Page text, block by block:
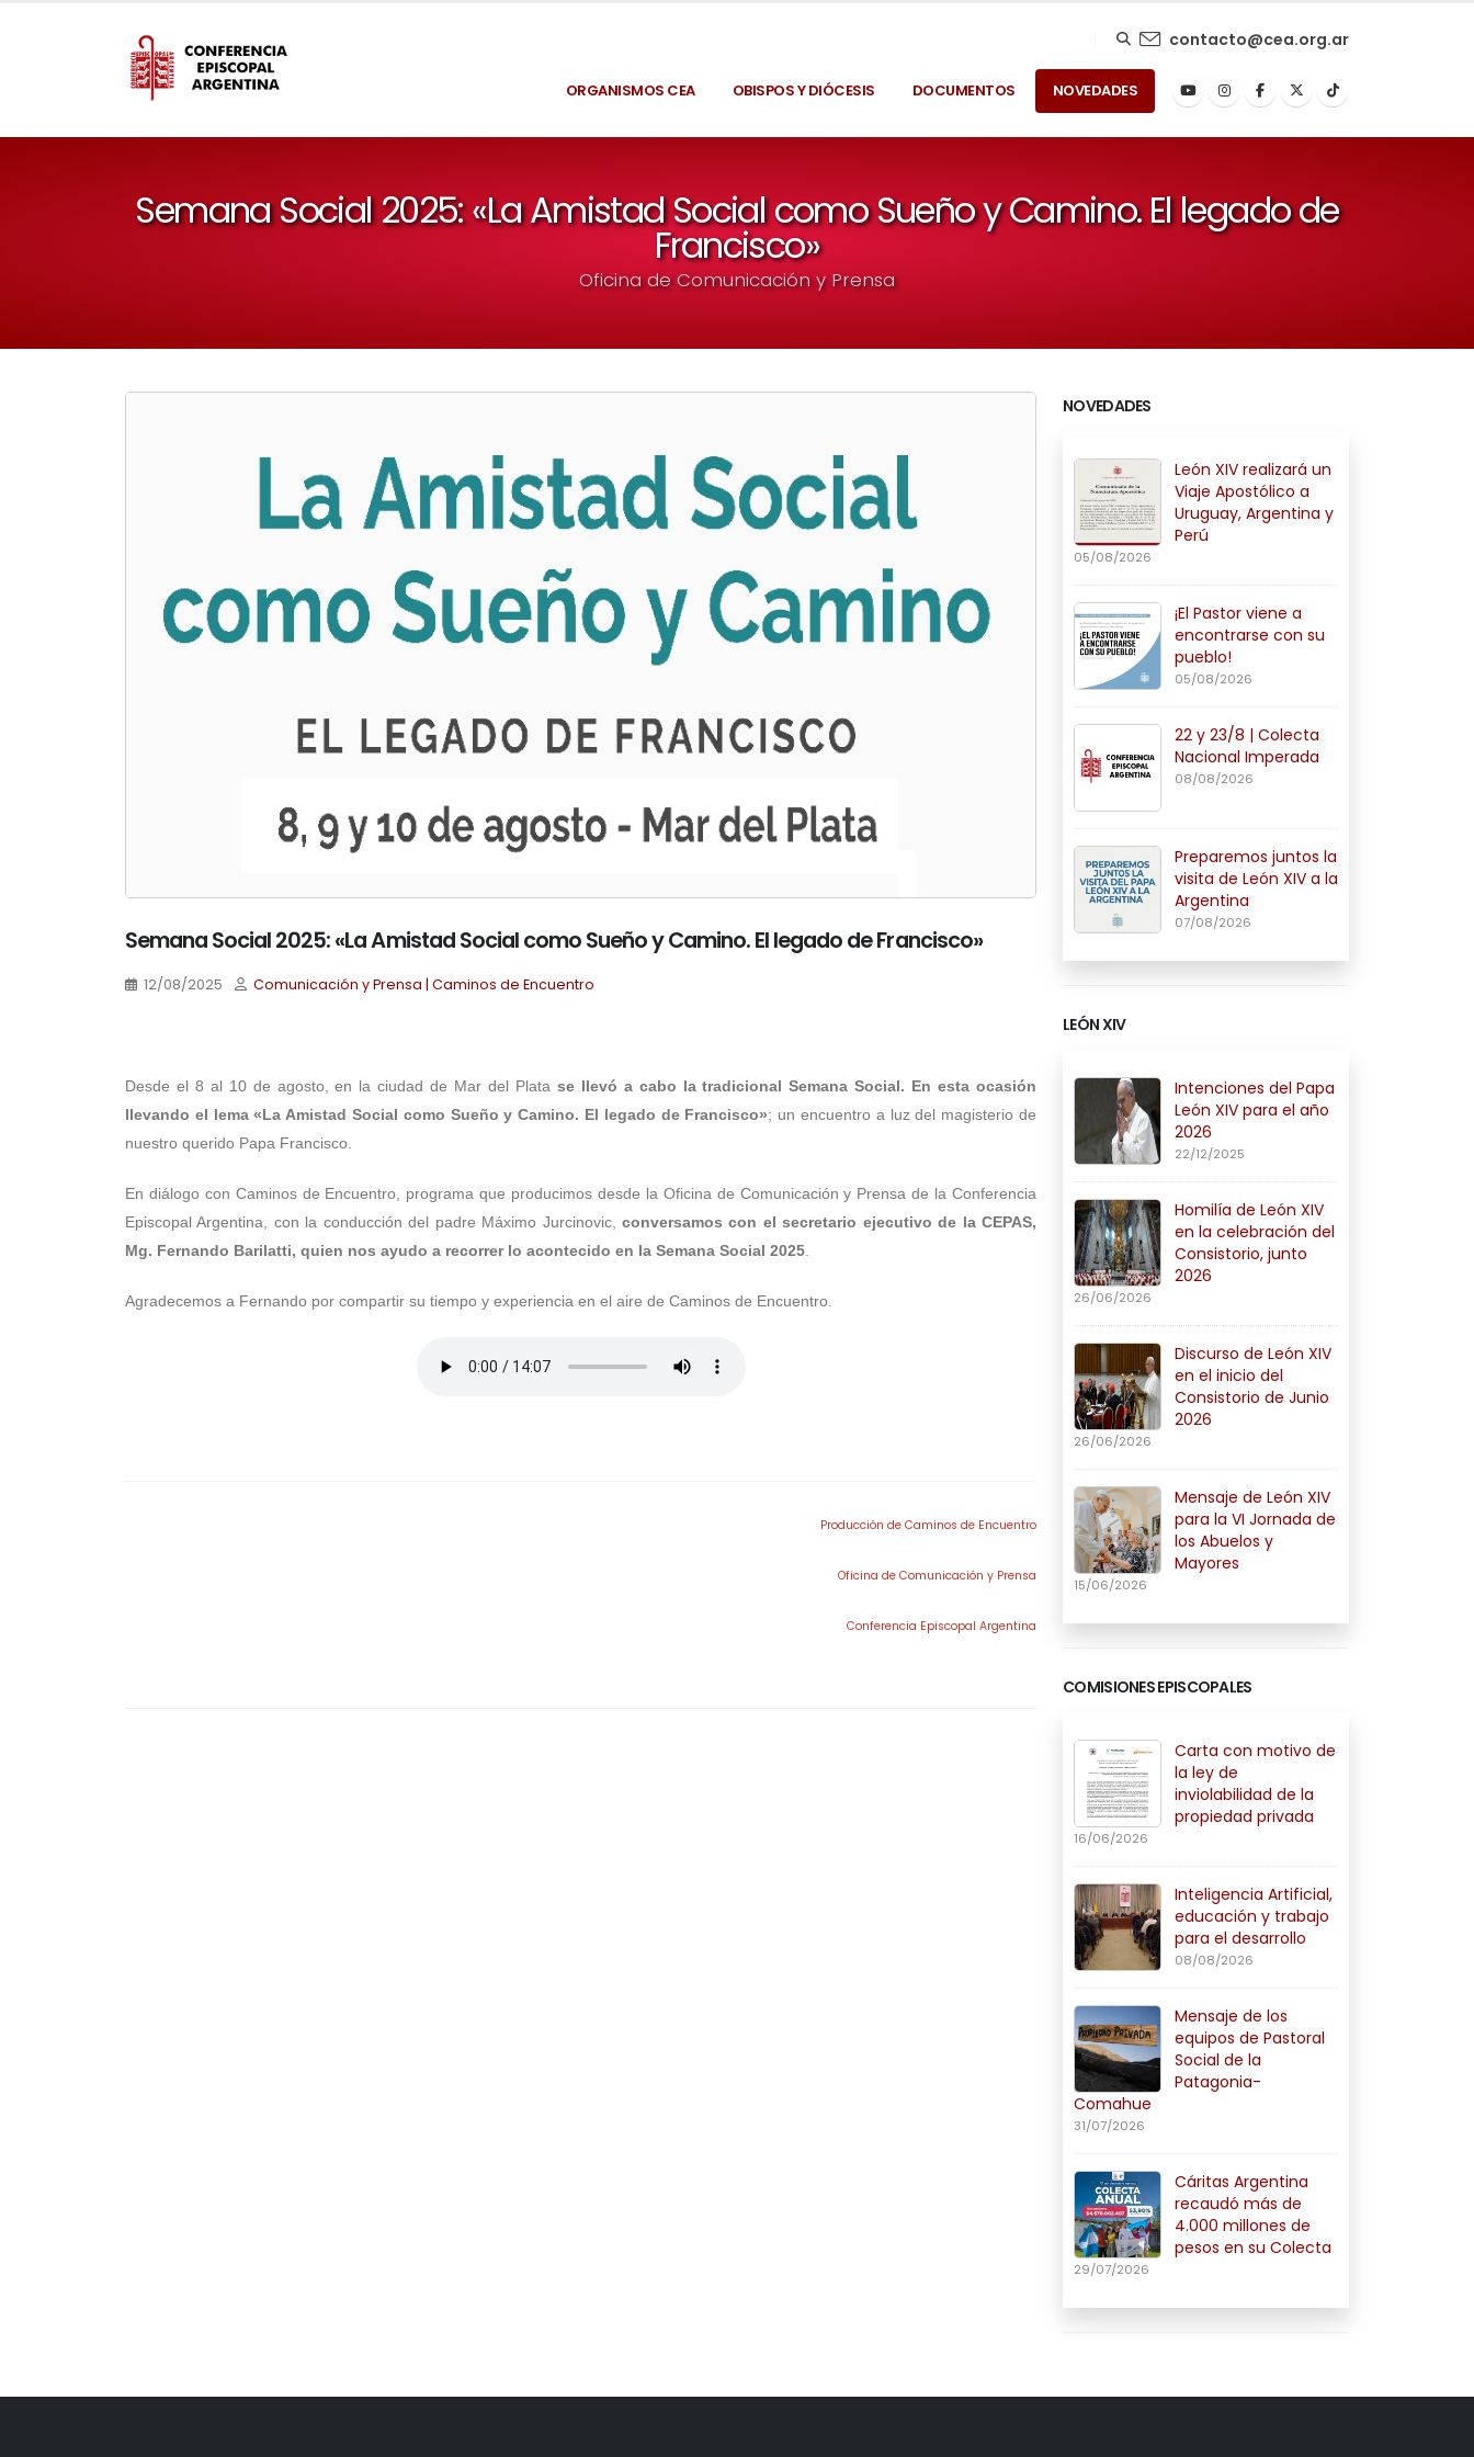
contacto@cea.org.ar
ORGANISMOS CEA OBISPOS Y DIÓCESIS DOCUMENTOS NOVEDADES
Semana Social 2025: «La Amistad Social como Sueño y Camino. El legado de
Francisco»
Oficina de Comunicación y Prensa
NOVEDADES
León XIV realizará un
Viaje Apostólico a
Uruguay, Argentina y
Perú
05/08/2026
¡El Pastor viene a
encontrarse con su
pueblo!
05/08/2026
22 y 23/8 | Colecta
Nacional Imperada
08/08/2026
Preparemos juntos la
visita de León XIV a la
Argentina
07/08/2026
LEÓN XIV
Intenciones del Papa
León XIV para el año
2026
22/12/2025
Homilía de León XIV
en la celebración del
Consistorio, junto
2026
26/06/2026
Discurso de León XIV
en el inicio del
Consistorio de Junio
2026
26/06/2026
Mensaje de León XIV
para la VI Jornada de
los Abuelos y
Mayores
15/06/2026
COMISIONES EPISCOPALES
Carta con motivo de
la ley de
inviolabilidad de la
propiedad privada
16/06/2026
Inteligencia Artificial,
educación y trabajo
para el desarrollo
08/08/2026
Mensaje de los
equipos de Pastoral
Social de la
Patagonia-
Comahue
31/07/2026
Cáritas Argentina
recaudó más de
4.000 millones de
pesos en su Colecta
29/07/2026
Semana Social 2025: «La Amistad Social como Sueño y Camino. El legado de Francisco»
12/08/2025 Comunicación y Prensa | Caminos de Encuentro
Desde el 8 al 10 de agosto, en la ciudad de Mar del Plata se llevó a cabo la tradicional Semana Social. En esta ocasión
llevando el lema «La Amistad Social como Sueño y Camino. El legado de Francisco»; un encuentro a luz del magisterio de
nuestro querido Papa Francisco.
En diálogo con Caminos de Encuentro, programa que producimos desde la Oficina de Comunicación y Prensa de la Conferencia
Episcopal Argentina, con la conducción del padre Máximo Jurcinovic, conversamos con el secretario ejecutivo de la CEPAS,
Mg. Fernando Barilatti, quien nos ayudo a recorrer lo acontecido en la Semana Social 2025
Agradecemos a Fernando por compartir su tiempo y experiencia en el aire de Caminos de Encuentro.
Producción de Caminos de Encuentro
Oficina de Comunicación y Prensa
Conferencia Episcopal Argentina